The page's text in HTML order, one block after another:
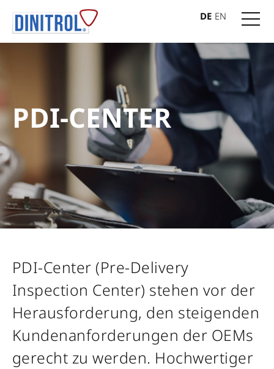
DE EN
PDI-CENTER
PDI-Center (Pre-Delivery
Inspection Center) stehen vor der
Herausforderung, den steigenden
Kundenanforderungen der OEMs
gerecht zu werden. Hochwertiger